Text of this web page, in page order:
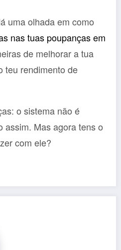
uma olhada em como
nas tuas poupanças em
de melhorar a tua
teu rendimento de
o sistema não é
assim. Mas agora tens o
com ele?